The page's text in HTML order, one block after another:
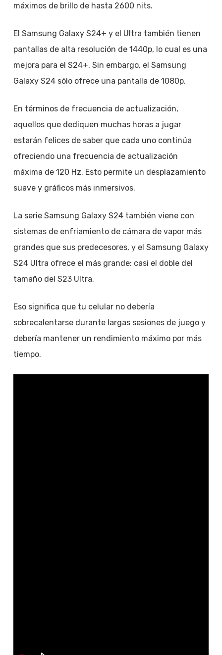
máximos de brillo de hasta 2600 nits.
El Samsung Galaxy S24+ y el Ultra también tienen
pantallas de alta resolución de 1440p, lo cual es una
mejora para el S24+. Sin embargo, el Samsung
Galaxy S24 sólo ofrece una pantalla de 1080p.
En términos de frecuencia de actualización,
aquellos que dediquen muchas horas a jugar
estarán felices de saber que cada uno continúa
ofreciendo una frecuencia de actualización
máxima de 120 Hz. Esto permite un desplazamiento
suave y gráficos más inmersivos.
La serie Samsung Galaxy S24 también viene con
sistemas de enfriamiento de cámara de vapor más
grandes que sus predecesores, y el Samsung Galaxy
S24 Ultra ofrece el más grande: casi el doble del
tamaño del S23 Ultra.
Eso significa que tu celular no debería
sobrecalentarse durante largas sesiones de juego y
debería mantener un rendimiento máximo por más
tiempo.